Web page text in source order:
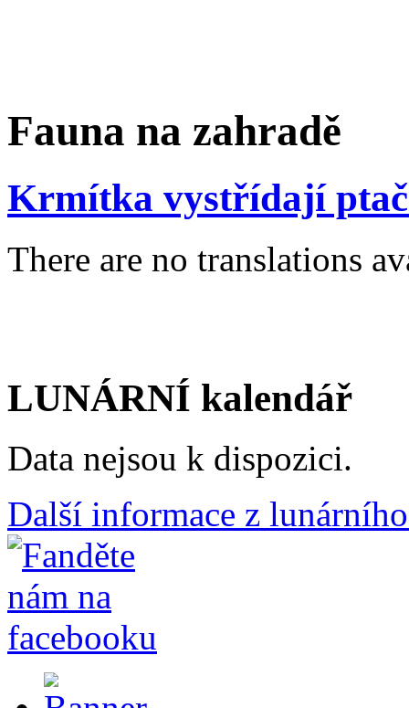
Fauna na zahradě
Krmítka vystřídají
There are no translations
LUNÁRNÍ kalendář
Data nejsou k dispozici.
Další informace z